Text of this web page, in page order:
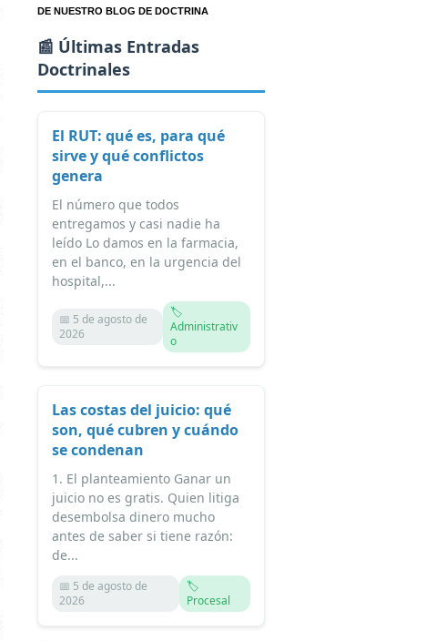
DE NUESTRO BLOG DE DOCTRINA
📰 Últimas Entradas
Doctrinales
El RUT: qué es, para qué
sirve y qué conflictos
genera
El número que todos
entregamos y casi nadie ha
leído Lo damos en la farmacia,
en el banco, en la urgencia del
hospital,...
📅 5 de agosto de
2026
🏷️
Administrativ
o
Las costas del juicio: qué
son, qué cubren y cuándo
se condenan
1. El planteamiento Ganar un
juicio no es gratis. Quien litiga
desembolsa dinero mucho
antes de saber si tiene razón:
de...
📅 5 de agosto de
2026
🏷️
Procesal